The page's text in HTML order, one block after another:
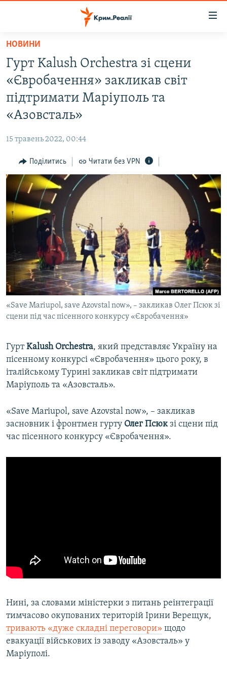
Перейти
основного
матеріалу
Перейти
до
основної
Перейти
пошуку
ВОДА.КРИМ
ВІДЕО ТА ФОТО
ПОЛІТИКА
ПОГЛЯД
ІНТЕРВ'Ю
ВСЕ ЗА ДЕНЬ
СПЕЦПРОЕКТИ
ДЕПОРТАЦІЯ
ВІДЕОУРОКИ «ELIFBE»
СВІДЧЕННЯ ОКУПАЦІЇ
УКРАЇНСЬКА ПРОБЛЕМА КРИМУ
ІНФОГРАФІКА
ЯК ОБІЙТИ БЛОКУВАННЯ
Русский
Qırımtatar
ДОЛУЧАЙСЯ!
НОВИНИ
Гурт Kalush Orchestra зі сцени
«Євробачення» закликав світ
підтримати Маріуполь та
«Азовсталь»
15 травень 2022, 00:44
Поділитись Читати без VPN
«Save Mariupol, save Azovstal now», – закликав Олег Псюк зі
сцени під час пісенного конкурсу «Євробачення»
ГуртKalush Orchestra, який представляє Україну на
пісенному конкурсі «Євробачення» цього року, в
італійському Турині закликав світ підтримати
Маріуполь та «Азовсталь».
«Save Mariupol, save Azovstal now», – закликав
засновник і фронтмен гурту Олег Псюкзі сцени під
час пісенного конкурсу «Євробачення».
Нині, за словами міністерки з питань реінтеграції
тимчасово окупованих територій Ірини Верещук,
тривають «дуже складні переговори» щодо
евакуації військових із заводу «Азовсталь» у
Маріуполі.